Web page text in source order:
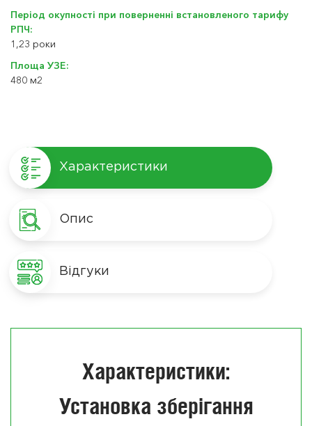
Період окупності при поверненні встановленого тарифу
РПЧ:
1,23 роки
Площа УЗЕ:
480 м2
Характеристики
Опис
Відгуки
Характеристики:
Установка зберігання